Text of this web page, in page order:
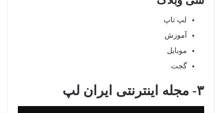
لپ تاپ
آموزش
موبایل
گجت
۳- مجله اینترنتی ایران لپ